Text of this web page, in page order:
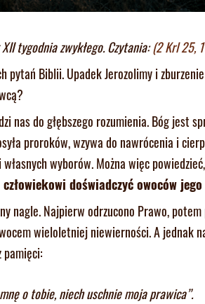
tygodnia zwykłego. Czytania:(2 Krl 25,
pytań Biblii. Upadek Jerozolimy i
nas do głębszego rozumienia. Bóg jest
proroków, wzywa do nawrócenia i
wyborów. Można więc
doświadczyć owoców
nagle. Najpierw odrzucono Prawo,
wieloletniej niewierności. A jednak
pamięci:
o tobie, niech uschnie moja prawica”.